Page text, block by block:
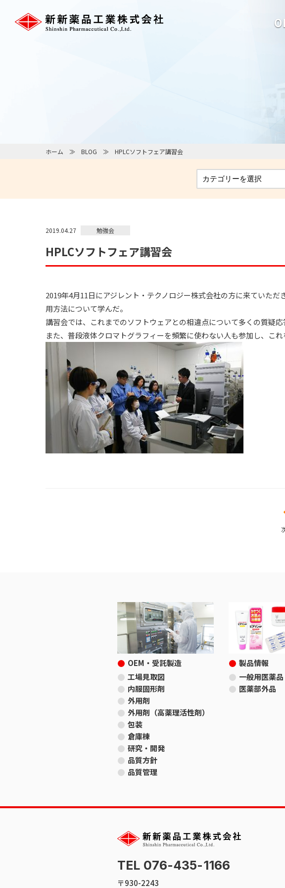
ホーム BLOG HPLCソフトフェア講習会
2019.04.27 勉強会
HPLCソフトフェア講習会
2019年4月11日にアジレント・テクノロジー株式会社の方に来ていた
用方法について学んだ。
講習会では、これまでのソフトウェアとの相違点について多くの質疑
また、普段液体クロマトグラフィーを頻繁に使わない人も参加し、こ
OEM・受託製造
工場見取図
内服固形剤
外用剤
外用剤（高薬理活性剤）
包装
倉庫棟
研究・開発
品質方針
品質管理
製品情報
一般用医薬品
医薬部外品
TEL 076-435-1166
〒930-2243